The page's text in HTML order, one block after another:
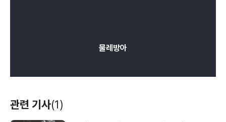
물레방아
관련 기사(1)